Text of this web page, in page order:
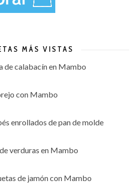
MÁS VISTAS
de calabacín en Mambo
con Mambo
enrollados de pan de molde
verduras en Mambo
de jamón con Mambo